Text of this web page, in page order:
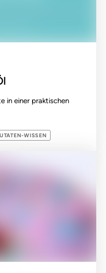
in einer praktischen
WISSEN